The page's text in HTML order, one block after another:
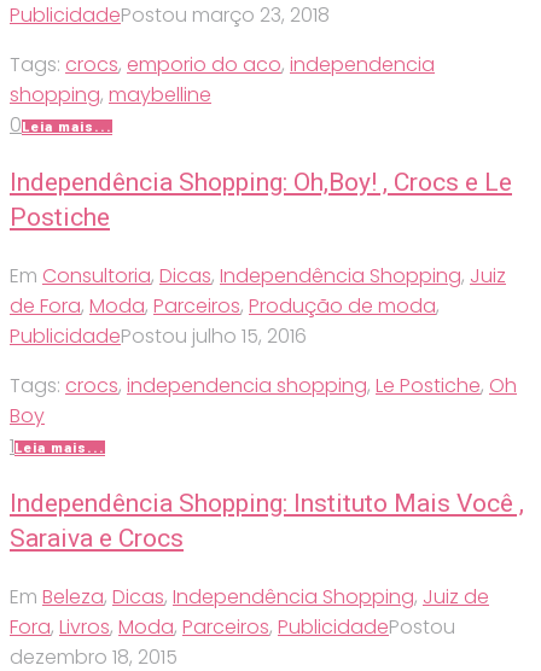
PublicidadePostou março 23, 2018
Tags: crocs, emporio do aco, independencia
shopping, maybelline
0Leia mais...
Independência Shopping: Oh,Boy! , Crocs e Le
Postiche
Em Consultoria, Dicas, Independência Shopping, Juiz
de Fora, Moda, Parceiros, Produção de moda,
PublicidadePostou julho 15, 2016
Tags: crocs, independencia shopping, Le Postiche, Oh
Boy
1Leia mais...
Independência Shopping: Instituto Mais Você ,
Saraiva e Crocs
Em Beleza, Dicas, Independência Shopping, Juiz de
Fora, Livros, Moda, Parceiros, PublicidadePostou
dezembro 18, 2015